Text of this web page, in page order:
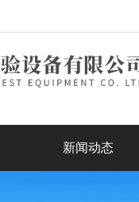
新闻动态